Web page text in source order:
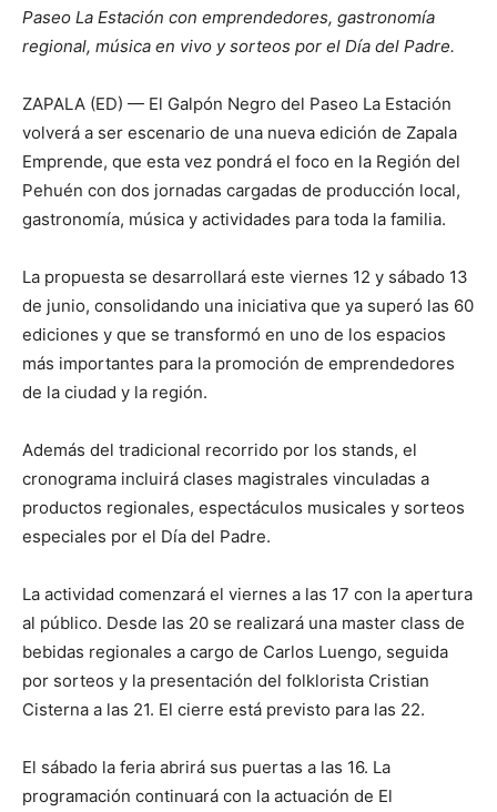
Paseo La Estación con emprendedores, gastronomía
regional, música en vivo y sorteos por el Día del Padre.
ZAPALA (ED) — El Galpón Negro del Paseo La Estación
volverá a ser escenario de una nueva edición de Zapala
Emprende, que esta vez pondrá el foco en la Región del
Pehuén con dos jornadas cargadas de producción local,
gastronomía, música y actividades para toda la familia.
La propuesta se desarrollará este viernes 12 y sábado 13
de junio, consolidando una iniciativa que ya superó las 60
ediciones y que se transformó en uno de los espacios
más importantes para la promoción de emprendedores
de la ciudad y la región.
Además del tradicional recorrido por los stands, el
cronograma incluirá clases magistrales vinculadas a
productos regionales, espectáculos musicales y sorteos
especiales por el Día del Padre.
La actividad comenzará el viernes a las 17 con la apertura
al público. Desde las 20 se realizará una master class de
bebidas regionales a cargo de Carlos Luengo, seguida
por sorteos y la presentación del folklorista Cristian
Cisterna a las 21. El cierre está previsto para las 22.
El sábado la feria abrirá sus puertas a las 16. La
programación continuará con la actuación de El